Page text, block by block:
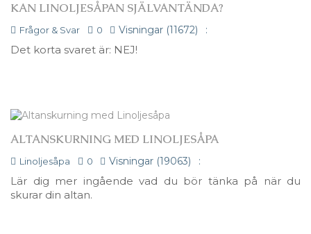
KAN LINOLJESÅPAN SJÄLVANTÄNDA?
Frågor & Svar 0 Visningar (11672) :
Det korta svaret är: NEJ!
ALTANSKURNING MED LINOLJESÅPA
Linoljesåpa 0 Visningar (19063) :
Lär dig mer ingående vad du bör tänka på när du
skurar din altan.